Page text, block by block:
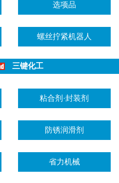
选项品
螺丝拧紧机器人
三键化工
粘合剂·封装剂
防锈润滑剂
省力机械